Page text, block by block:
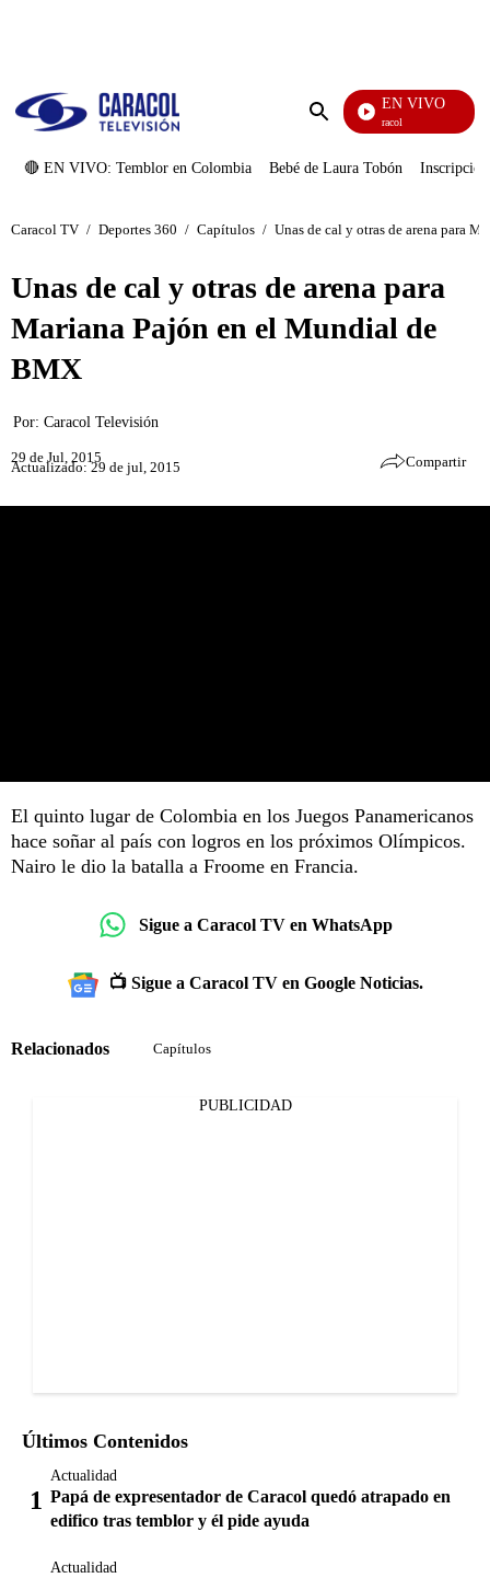
Enviar
EN VIVO
Noticias Caracol
🔴 EN VIVO: Temblor en Colombia Bebé de Laura Tobón
Caracol TV / Deportes 360 / Capítulos / Unas de cal y otras de arena para
Unas de cal y otras de arena para
Mariana Pajón en el Mundial de
BMX
Por: Caracol Televisión
29 de Jul, 2015
Actualizado: 29 de jul, 2015 Compartir
El quinto lugar de Colombia en los Juegos Panamericanos
hace soñar al país con logros en los próximos Olímpicos.
Nairo le dio la batalla a Froome en Francia.
Sigue a Caracol TV en WhatsApp
📺 Sigue a Caracol TV en Google Noticias.
Relacionados Capítulos
PUBLICIDAD
Últimos Contenidos
Actualidad
Papá de expresentador de Caracol quedó atrapado en
edifico tras temblor y él pide ayuda
Actualidad